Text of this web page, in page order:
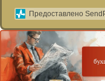
Предоставлено